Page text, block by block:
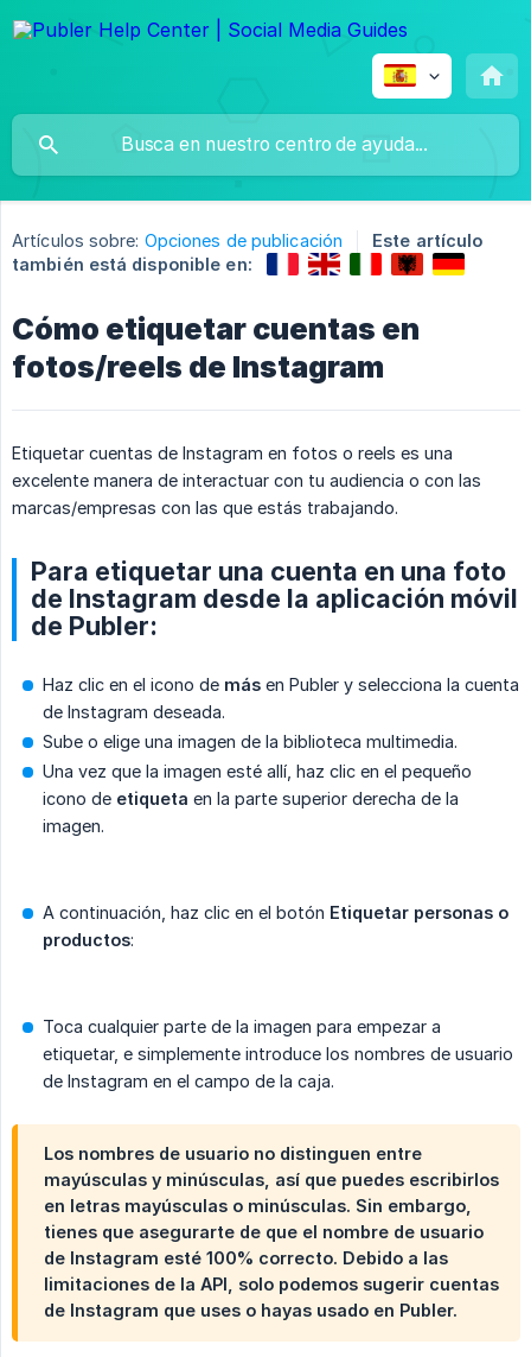
Artículos sobre: Opciones de publicación
Este artículo
también está disponible en:
Cómo etiquetar cuentas en
fotos/reels de Instagram
Etiquetar cuentas de Instagram en fotos o reels es una
excelente manera de interactuar con tu audiencia o con las
marcas/empresas con las que estás trabajando.
Para etiquetar una cuenta en una foto
de Instagram desde la aplicación móvil
de Publer:
Haz clic en el icono de más en Publer y selecciona la cuenta
de Instagram deseada.
Sube o elige una imagen de la biblioteca multimedia.
Una vez que la imagen esté allí, haz clic en el pequeño
icono de etiqueta en la parte superior derecha de la
imagen.
A continuación, haz clic en el botón Etiquetar personas o
productos:
Toca cualquier parte de la imagen para empezar a
etiquetar, e simplemente introduce los nombres de usuario
de Instagram en el campo de la caja.
Los nombres de usuario no distinguen entre
mayúsculas y minúsculas, así que puedes escribirlos
en letras mayúsculas o minúsculas. Sin embargo,
tienes que asegurarte de que el nombre de usuario
de Instagram esté 100% correcto. Debido a las
limitaciones de la API, solo podemos sugerir cuentas
de Instagram que uses o hayas usado en Publer.